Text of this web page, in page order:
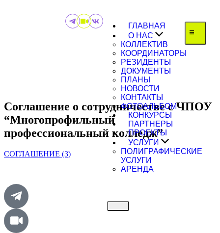
ГЛАВНАЯ
О НАС
КОЛЛЕКТИВ
КООРДИНАТОРЫ
РЕЗИДЕНТЫ
ДОКУМЕНТЫ
ПЛАНЫ
НОВОСТИ
КОНТАКТЫ
ФОТОАЛЬБОМ
КОНКУРСЫ
ПАРТНЕРЫ
ПРОЕКТЫ
УСЛУГИ
ПОЛИГРАФИЧЕСКИЕ
УСЛУГИ
АРЕНДА
Соглашение о сотрудничестве с ЧПОУ
“Многопрофильный
профессиональный колледж”
СОГЛАШЕНИЕ (3)